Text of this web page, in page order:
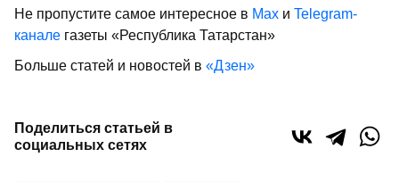
Не пропустите самое интересное в Max и Telegram-
канале газеты «Республика Татарстан»
Больше статей и новостей в «Дзен»
Поделиться статьей в
социальных сетях